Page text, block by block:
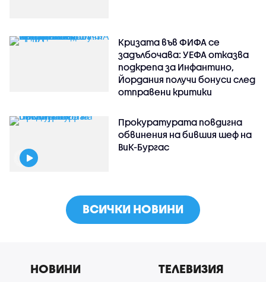
Кризата във ФИФА се
задълбочава: УЕФА отказва
подкрепа за Инфантино,
Йордания получи бонуси след
отправени критики
Прокуратурата повдигна
обвинения на бившия шеф на
ВиК-Бургас
ВСИЧКИ НОВИНИ
НОВИНИ ТЕЛЕВИЗИЯ